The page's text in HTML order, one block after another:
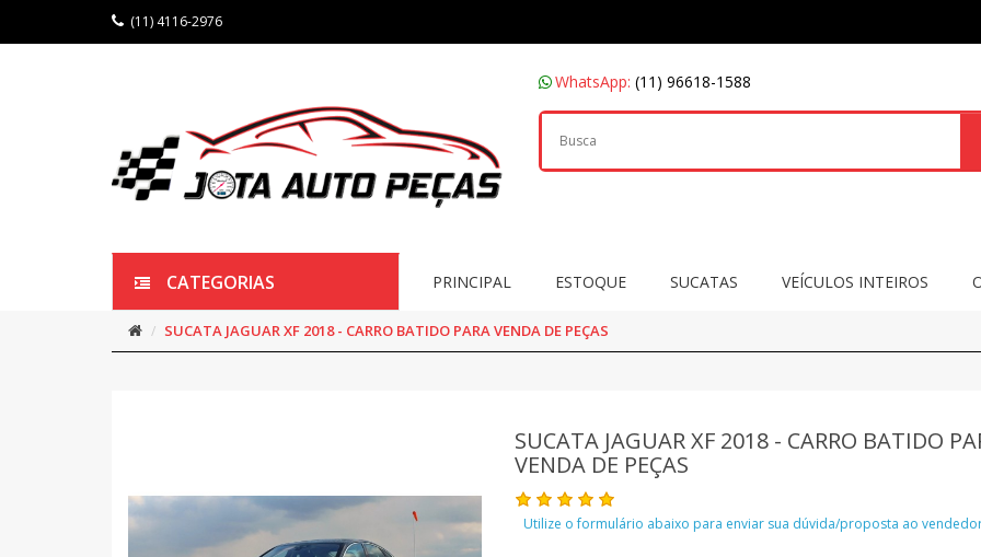
(11) 4116-2976
WhatsApp: (11) 96618-1588
CATEGORIAS PRINCIPAL ESTOQUE SUCATAS VEÍCULOS INTEIROS
SUCATA JAGUAR XF 2018 - CARRO BATIDO PARA VENDA DE PEÇAS
SUCATA JAGUAR XF 2018 - CARRO BATIDO
VENDA DE PEÇAS
Utilize o formulário abaixo para enviar sua dúvida/proposta ao